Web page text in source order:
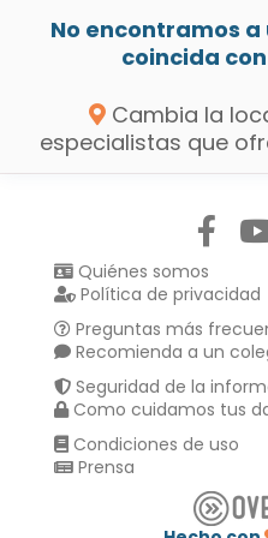
No encontramos
coincida
Cambia la
especialistas que
Quiénes somos
Política de privacidad
Preguntas más
Recomienda a un
Seguridad de la
Como cuidamos tus
Condiciones de uso
Prensa